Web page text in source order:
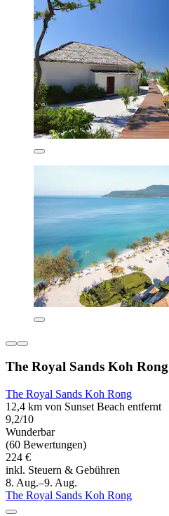
The Royal Sands Koh Rong
The Royal Sands Koh Rong
12,4 km von Sunset Beach entfernt
9,2/10
Wunderbar
(60 Bewertungen)
224 €
inkl. Steuern & Gebühren
8. Aug.–9. Aug.
The Royal Sands Koh Rong